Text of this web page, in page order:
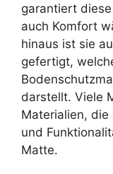
garantiert
auch Komfort
hinaus ist sie
gefertigt,
darstellt. Viele
Materialien,
und
Matte.